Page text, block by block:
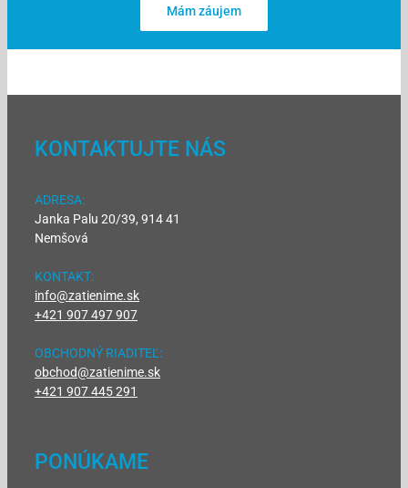
Mám záujem
KONTAKTUJTE NÁS
ADRESA:
Janka Palu 20/39, 914 41
Nemšová
KONTAKT:
info@zatienime.sk
+421 907 497 907
OBCHODNÝ RIADITEĽ:
obchod@zatienime.sk
+421 907 445 291
PONÚKAME